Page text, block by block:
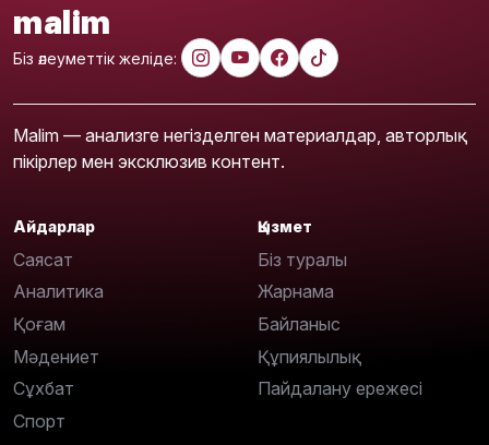
malim
Біз әлеуметтік желіде:
Malim — анализге негізделген материалдар, авторлық
пікірлер мен эксклюзив контент.
Айдарлар
Саясат
Аналитика
Қоғам
Мәдениет
Сұхбат
Спорт
Қызмет
Біз туралы
Жарнама
Байланыс
Құпиялылық
Пайдалану ережесі